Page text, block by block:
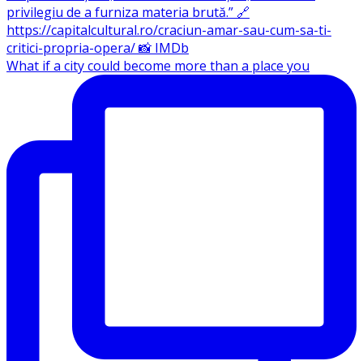
What if a city could become more than a place you